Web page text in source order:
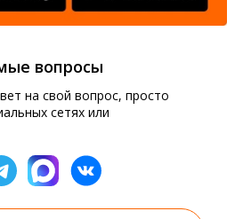
вопросы
на свой вопрос, просто
сетях или